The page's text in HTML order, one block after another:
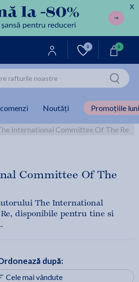
X
0 0
Noutăți Promoțiile
International Committee Of The Re
Committee Of The
The International
disponibile pentru tine si
după:
Cele mai vândute